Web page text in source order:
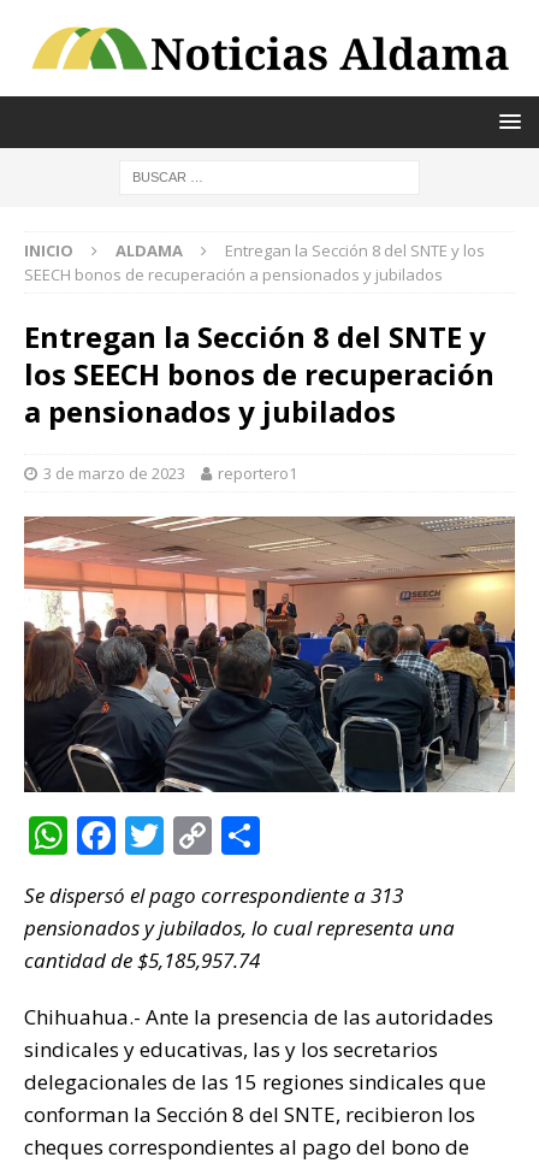
INICIO ALDAMA
Entregan la Sección 8 del SNTE y los
SEECH bonos de recuperación a pensionados y jubilados
Entregan la Sección 8 del SNTE y
los SEECH bonos de recuperación
a pensionados y jubilados
3 de marzo de 2023 reportero1
W
at
s
p
p
F
c
e
o
o
k
T
it
te
C
p
y
n
k
m
p
ti
r
Se dispersó el pago correspondiente a 313
pensionados y jubilados, lo cual representa una
cantidad de $5,185,957.74
Chihuahua.- Ante la presencia de las autoridades
sindicales y educativas, las y los secretarios
delegacionales de las 15 regiones sindicales que
conforman la Sección 8 del SNTE, recibieron los
cheques correspondientes al pago del bono de